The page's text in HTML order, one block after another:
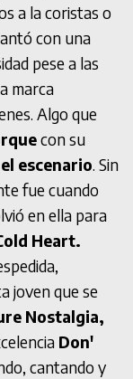
a la coristas o
con una
pese a las
marca
Algo que
con su
escenario. Sin
fue cuando
en ella para
Heart.
joven que se
Nostalgia,
Don'
cantando y